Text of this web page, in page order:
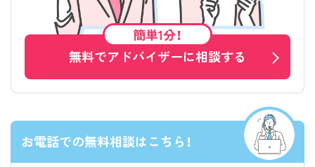
簡単1分！
無料でアドバイザーに相談する
お電話での無料相談はこちら！